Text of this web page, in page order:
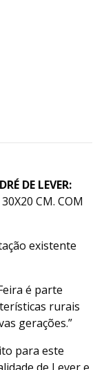
DE LEVER:
CM. COM
existente
é parte
rurais
gerações.”
para este